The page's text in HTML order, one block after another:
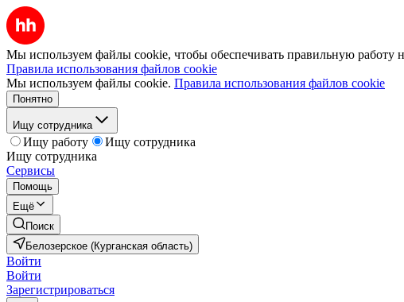
Мы используем файлы cookie, чтобы обеспечивать правильную работу
Правила использования файлов cookie
Мы используем файлы cookie. Правила использования файлов cookie
Понятно
Ищу сотрудника
Ищу работу
Ищу сотрудника
Ищу сотрудника
Сервисы
Помощь
Ещё
Поиск
Белозерское (Курганская область)
Войти
Войти
Зарегистрироваться